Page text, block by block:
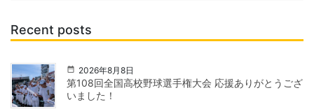
Recent posts
2026年8月8日
第108回全国高校野球選手権大会 応援ありがとうござ
いました！